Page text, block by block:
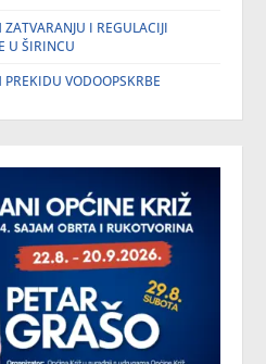
I REGULACIJI
U ŠIRINCU
VODOOPSKRBE